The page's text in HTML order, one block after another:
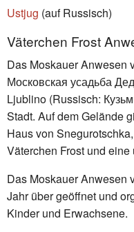
Ustjug (auf Russisch)
Väterchen Frost
Das Moskauer Anwesen
Московская усадьба
Ljublino (Russisch:
Stadt. Auf dem Gelände
Haus von
Väterchen Frost und
Das Moskauer Anwesen
Jahr über geöffnet und
Kinder und Erwachsene.